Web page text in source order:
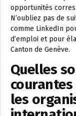
opportunités
N’oubliez pas de
comme LinkedIn
d’emploi et pour
Canton de Genève.
Quelles
les